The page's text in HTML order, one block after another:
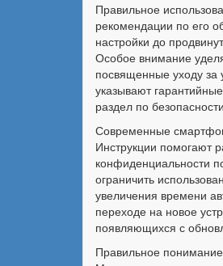
Правильное
рекомендации по его
настройки до
Особое внимание
посвященные уходу за
указывают
раздел по
Современные
Инструкции помогают
конфиденциальности
ограничить
увеличения времени
переходе на новое
появляющихся с
Правильное понимание